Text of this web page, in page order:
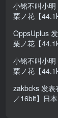
小铭不叫小明
栗ノ花【
OppsUplus
栗ノ花【
小铭不叫小明
栗ノ花【
zakbcks 发表
／16bit】日